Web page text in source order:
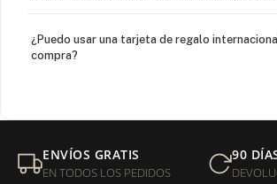
¿Puedo usar una tarjeta de regalo
compra?
Mi orden fue devuelta por USPS, ¿qué hago
entregada?
ENVÍOS GRATIS
EN TODOS LOS PEDIDOS
90